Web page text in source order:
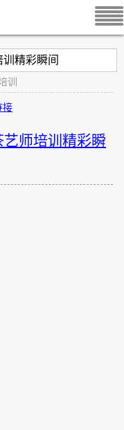
精彩瞬间
训
接
师培训精彩瞬